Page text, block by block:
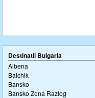
Destinatii Bulgaria
Albena
Balchik
Bansko
Bansko Zona Razlog